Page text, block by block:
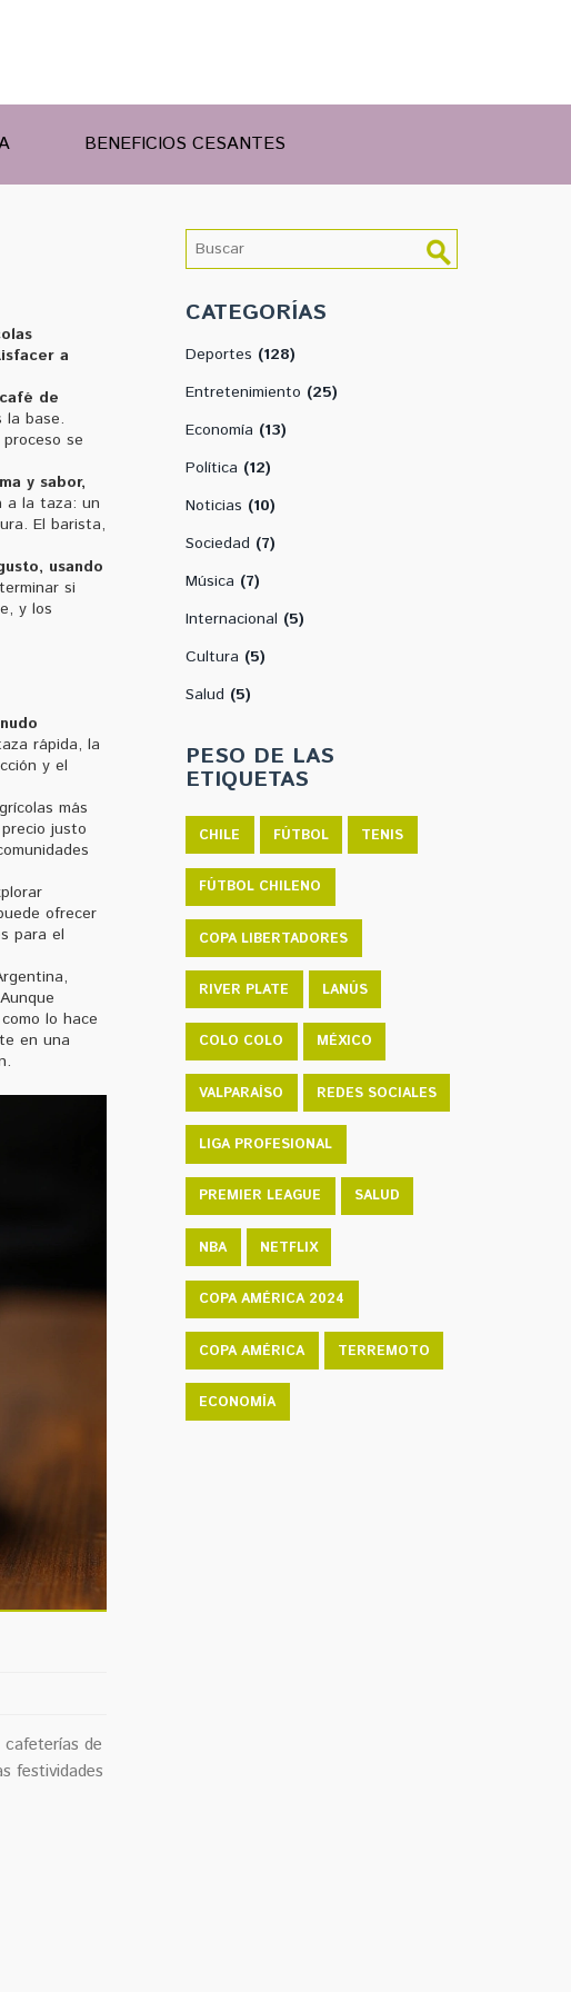
BENEFICIOS CESANTES
a
café de
la base.
se
y sabor,
a la taza: un
El barista,
usando
si
y los
rápida, la
y el
más
justo
ofrecer
para el
lo hace
en una
de
festividades
CATEGORÍAS
Deportes (128)
Entretenimiento (25)
Economía (13)
Política (12)
Noticias (10)
Sociedad (7)
Música (7)
Internacional (5)
Cultura (5)
Salud (5)
PESO DE LAS
ETIQUETAS
CHILE FÚTBOL TENIS
FÚTBOL CHILENO
COPA LIBERTADORES
RIVER PLATE LANÚS
COLO COLO MÉXICO
VALPARAÍSO REDES SOCIALES
LIGA PROFESIONAL
PREMIER LEAGUE SALUD
NBA NETFLIX
COPA AMÉRICA 2024
COPA AMÉRICA TERREMOTO
ECONOMÍA